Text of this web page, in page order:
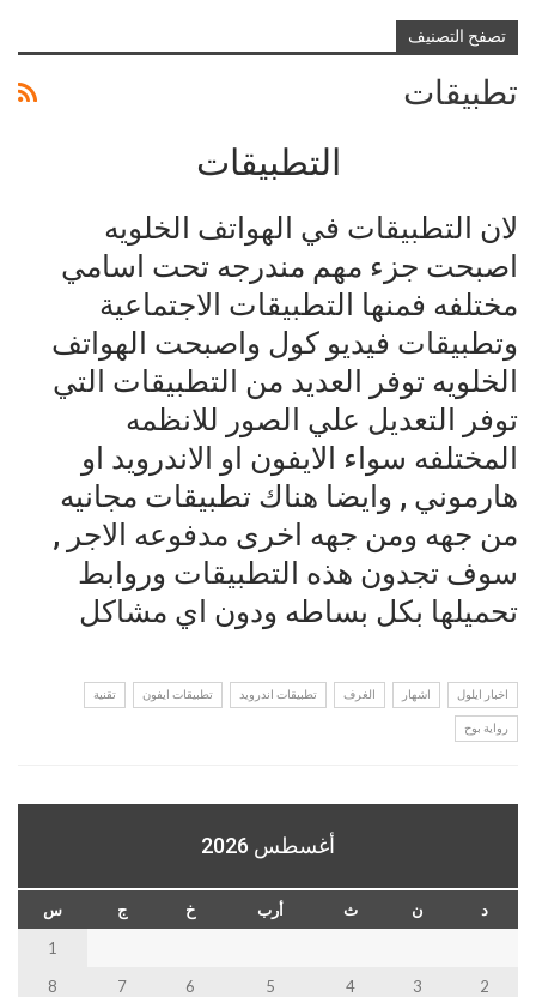
تصفح التصنيف
تطبيقات
التطبيقات
لان التطبيقات في الهواتف الخلويه
اصبحت جزء مهم مندرجه تحت اسامي
مختلفه فمنها التطبيقات الاجتماعية
وتطبيقات فيديو كول واصبحت الهواتف
الخلويه توفر العديد من التطبيقات التي
توفر التعديل علي الصور للانظمه
المختلفه سواء الايفون او الاندرويد او
هارموني , وايضا هناك تطبيقات مجانيه
من جهه ومن جهه اخرى مدفوعه الاجر ,
سوف تجدون هذه التطبيقات وروابط
تحميلها بكل بساطه ودون اي مشاكل
اخبار ايلول اشهار الغرف تطبيقات اندرويد تطبيقات ايفون تقنية
رواية بوح
أغسطس 2026
د ن ث أرب خ ج
س
1
2
3
4
5
6
7
8